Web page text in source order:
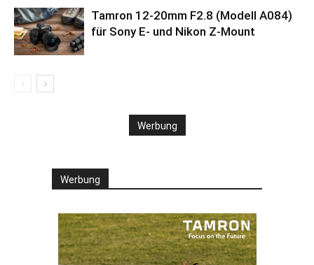
Tamron 12-20mm F2.8 (Modell A084)
für Sony E- und Nikon Z-Mount
Werbung
Werbung